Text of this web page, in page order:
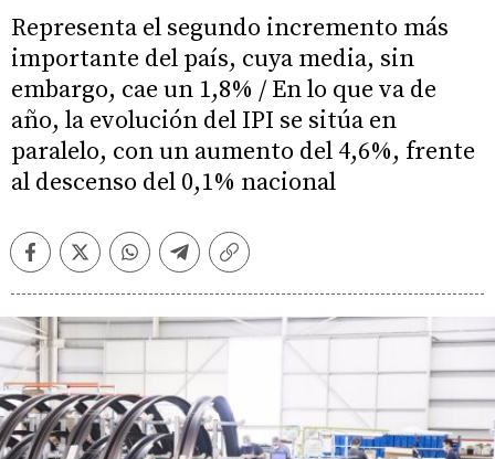
Representa el segundo incremento más
importante del país, cuya media, sin
embargo, cae un 1,8% / En lo que va de
año, la evolución del IPI se sitúa en
paralelo, con un aumento del 4,6%, frente
al descenso del 0,1% nacional
FacebookTwitterWhatsappTelegramCopiar